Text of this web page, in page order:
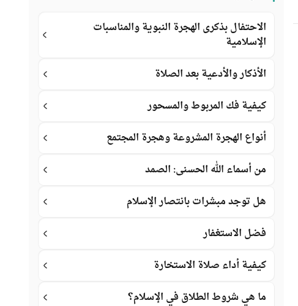
الاحتفال بذكرى الهجرة النبوية والمناسبات
الإسلامية
الأذكار والأدعية بعد الصلاة
كيفية فك المربوط والمسحور
أنواع الهجرة المشروعة وهجرة المجتمع
من أسماء الله الحسنى: الصمد
هل توجد مبشرات بانتصار الإسلام
فضل الاستغفار
كيفية أداء صلاة الاستخارة
ما هي شروط الطلاق في الإسلام؟